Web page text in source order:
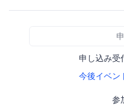
申し込み受
今後イベン
参